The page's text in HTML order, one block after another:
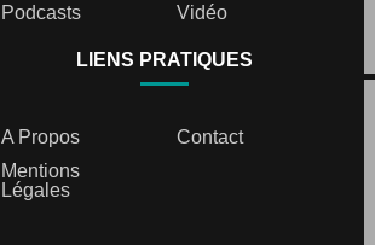
Podcasts
Vidéo
LIENS PRATIQUES
A Propos
Contact
Mentions
Légales